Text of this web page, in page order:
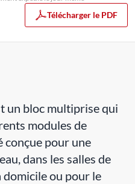
Télécharger le PDF
un bloc multiprise qui
modules de
conçue pour une
dans les salles de
domicile ou pour le